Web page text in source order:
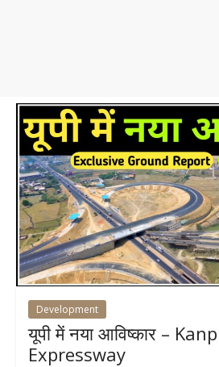
Development
यूपी में नया आविष्कार –
Expressway